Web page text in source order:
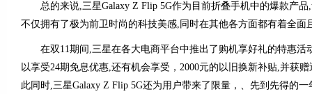
总的来说,三星Galaxy Z Flip 5G作为目前折叠手机中的爆款产品
不仅拥有了极为前卫时尚的科技美感,同时在其他各方面都有着全面
在双11期间,三星在各大电商平台中推出了购机享好礼的特惠活
以享受24期免息优惠,还有机会享受，2000元的以旧换新补贴,并获
此同时,三星Galaxy Z Flip 5G还为用户带来了限量，、先到先得的